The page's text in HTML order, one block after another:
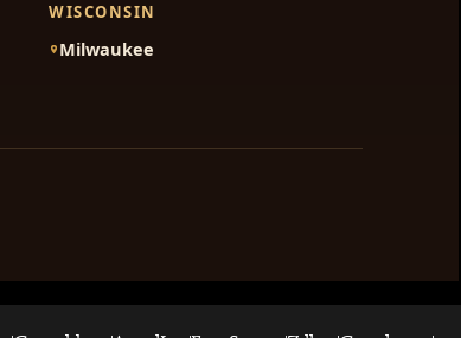
WISCONSIN
Milwaukee